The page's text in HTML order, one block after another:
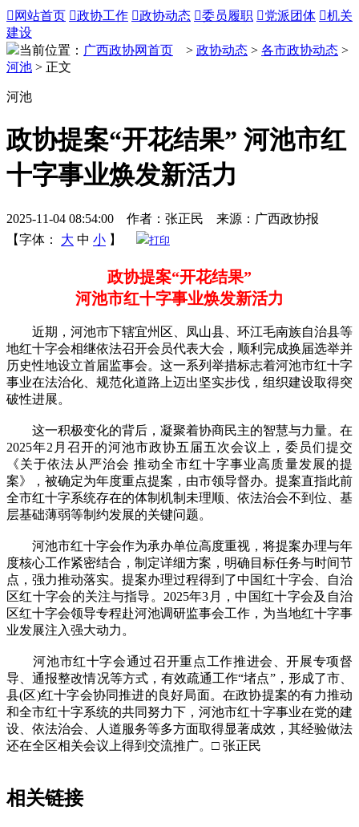
 网站首页 政协工作 政协动态 委员履职 党派团体 机关
建设
当前位置： 广西政协网首页 > 政协动态 > 各市政协动态 >
河池 > 正文
河池
政协提案“开花结果” 河池市红
十字事业焕发新活力
2025-11-04 08:54:00 作者：张正民 来源：广西政协报
【字体：
大 中 小 】 打印
政协提案“开花结果”
河池市红十字事业焕发新活力
近期，河池市下辖宜州区、凤山县、环江毛南族自治县等
地红十字会相继依法召开会员代表大会，顺利完成换届选举并
历史性地设立首届监事会。这一系列举措标志着河池市红十字
事业在法治化、规范化道路上迈出坚实步伐，组织建设取得突
破性进展。
这一积极变化的背后，凝聚着协商民主的智慧与力量。在
2025年2月召开的河池市政协五届五次会议上，委员们提交
《关于依法从严治会 推动全市红十字事业高质量发展的提
案》，被确定为年度重点提案，由市领导督办。提案直指此前
全市红十字系统存在的体制机制未理顺、依法治会不到位、基
层基础薄弱等制约发展的关键问题。
河池市红十字会作为承办单位高度重视，将提案办理与年
度核心工作紧密结合，制定详细方案，明确目标任务与时间节
点，强力推动落实。提案办理过程得到了中国红十字会、自治
区红十字会的关注与指导。2025年3月，中国红十字会及自治
区红十字会领导专程赴河池调研监事会工作，为当地红十字事
业发展注入强大动力。
河池市红十字会通过召开重点工作推进会、开展专项督
导、通报整改情况等方式，有效疏通工作“堵点”，形成了市、
县(区)红十字会协同推进的良好局面。在政协提案的有力推动
和全市红十字系统的共同努力下，河池市红十字事业在党的建
设、依法治会、人道服务等多方面取得显著成效，其经验做法
还在全区相关会议上得到交流推广。□ 张正民
相关链接